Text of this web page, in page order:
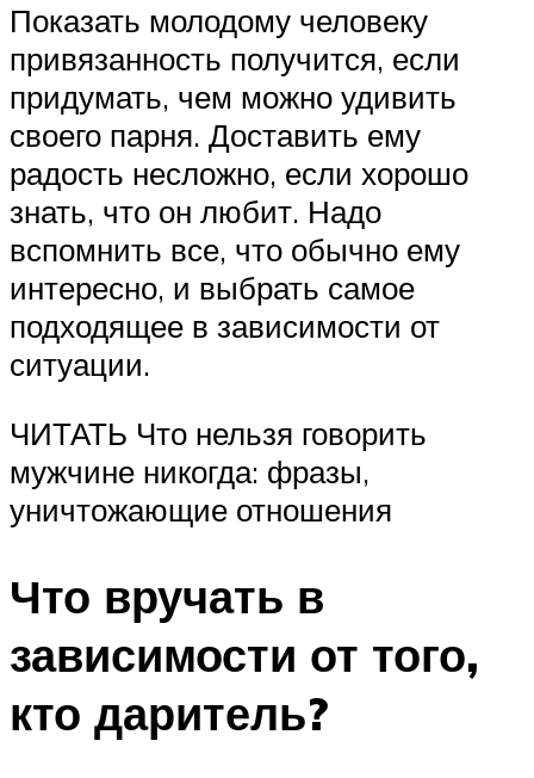
Показать молодому человеку
привязанность получится, если
придумать, чем можно удивить
своего парня. Доставить ему
радость несложно, если хорошо
знать, что он любит. Надо
вспомнить все, что обычно ему
интересно, и выбрать самое
подходящее в зависимости от
ситуации.
ЧИТАТЬ Что нельзя говорить
мужчине никогда: фразы,
уничтожающие отношения
Что вручать в
зависимости от того,
кто даритель?